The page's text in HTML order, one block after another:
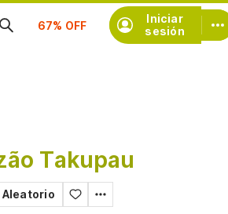
Iniciar
sesión
Suscríbete
Takupau
Aleatorio